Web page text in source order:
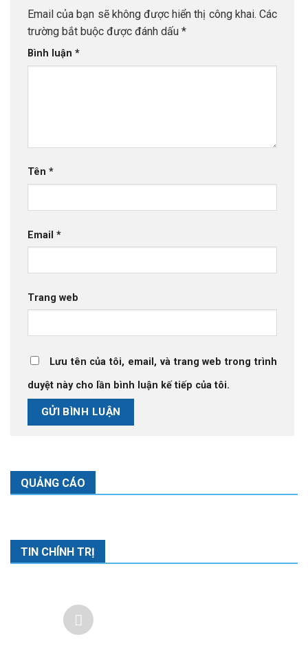
Email của bạn sẽ không được hiển thị công khai. Các
trường bắt buộc được đánh dấu *
Bình luận *
Tên *
Email *
Trang web
Lưu tên của tôi, email, và trang web trong trình
duyệt này cho lần bình luận kế tiếp của tôi.
QUẢNG CÁO
TIN CHÍNH TRỊ